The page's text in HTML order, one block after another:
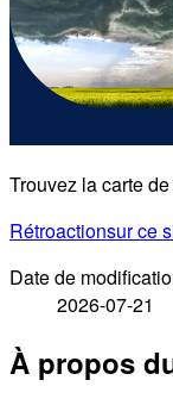
Trouvez la carte
Rétroactionsur ce
Date de
2026-07-21
À propos